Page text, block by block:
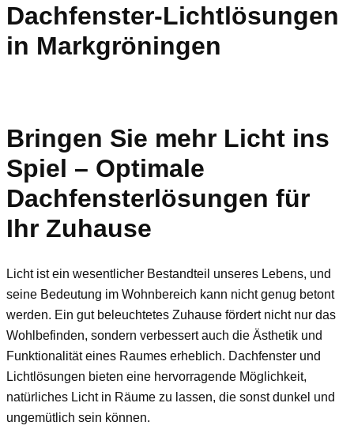
Dachfenster-Lichtlösungen
in Markgröningen
Bringen Sie mehr Licht ins
Spiel – Optimale
Dachfensterlösungen für
Ihr Zuhause
Licht ist ein wesentlicher Bestandteil unseres Lebens, und
seine Bedeutung im Wohnbereich kann nicht genug betont
werden. Ein gut beleuchtetes Zuhause fördert nicht nur das
Wohlbefinden, sondern verbessert auch die Ästhetik und
Funktionalität eines Raumes erheblich. Dachfenster und
Lichtlösungen bieten eine hervorragende Möglichkeit,
natürliches Licht in Räume zu lassen, die sonst dunkel und
ungemütlich sein können.